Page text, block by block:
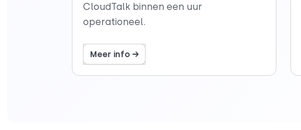
CloudTalk binnen een uur
operationeel.
Meer info →